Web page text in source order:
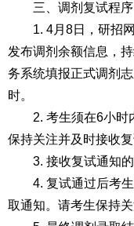
三、调剂复试程序
1. 4月8日，研招
发布调剂余额信息，
务系统填报正式调剂
时。
2. 考生须在6小时
保持关注并及时接收复
3. 接收复试通知
4. 复试通过后考
取通知。请考生保持